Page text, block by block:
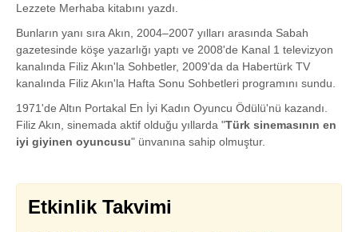
Lezzete Merhaba kitabını yazdı.
Bunların yanı sıra Akın, 2004–2007 yılları arasında Sabah
gazetesinde köşe yazarlığı yaptı ve 2008'de Kanal 1 televizyon
kanalında Filiz Akın'la Sohbetler, 2009'da da Habertürk TV
kanalında Filiz Akın'la Hafta Sonu Sohbetleri programını sundu.
1971'de Altın Portakal En İyi Kadın Oyuncu Ödülü'nü kazandı.
Filiz Akın, sinemada aktif olduğu yıllarda "Türk sinemasının en
iyi giyinen oyuncusu" ünvanına sahip olmuştur.
Etkinlik Takvimi